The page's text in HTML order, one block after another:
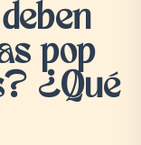
pop
¿Qué